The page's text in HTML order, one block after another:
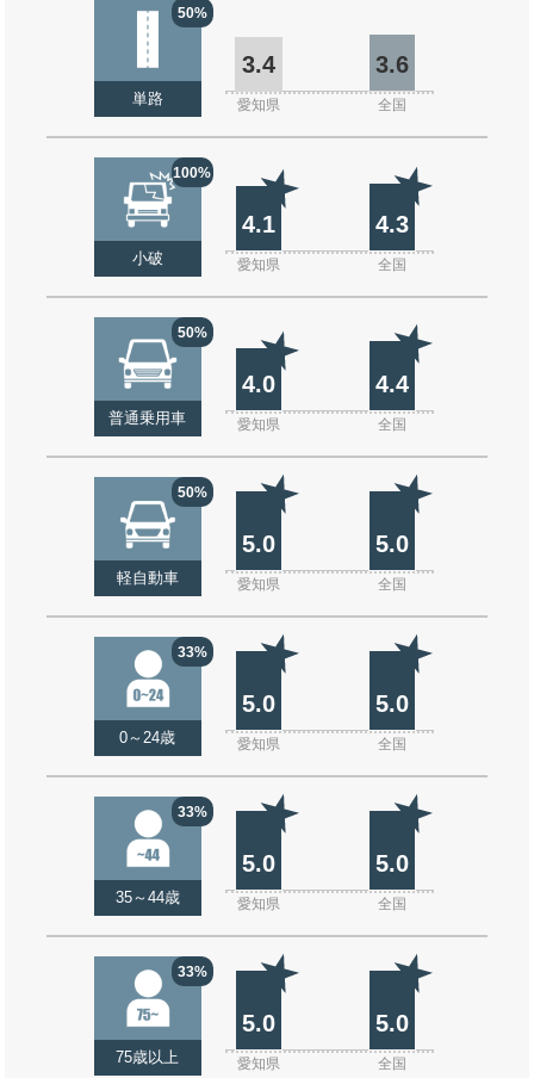
50%
単路
3.4 3.6
愛知県 全国
100%
小破
4.1 4.3
愛知県 全国
50%
普通乗用車
4.0 4.4
愛知県 全国
50%
軽自動車
5.0 5.0
愛知県 全国
33%
0～24歳
5.0 5.0
愛知県 全国
33%
35～44歳
5.0 5.0
愛知県 全国
33%
75歳以上
5.0 5.0
愛知県 全国